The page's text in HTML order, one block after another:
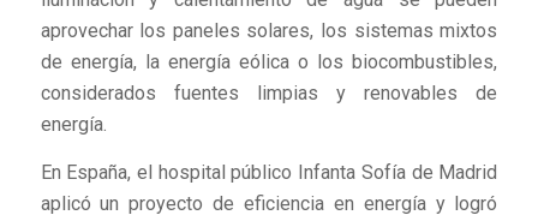
aprovechar los paneles solares, los sistemas mixtos
de energía, la energía eólica o los biocombustibles,
considerados fuentes limpias y renovables de
energía.
En España, el hospital público Infanta Sofía de Madrid
aplicó un proyecto de eficiencia en energía y logró